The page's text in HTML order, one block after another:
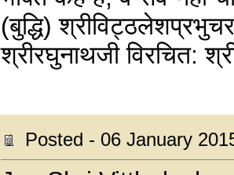
(बुद्धि)
श्रीरघुनाथजी विरचित:
Posted - 06 January